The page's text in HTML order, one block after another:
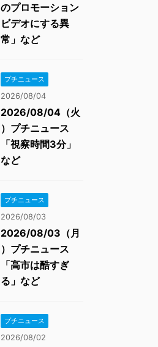
のプロモーション
ビデオにする異
常」など
プチニュース
2026/08/04
2026/08/04（火
）プチニュース
「視察時間3分」
など
プチニュース
2026/08/03
2026/08/03（月
）プチニュース
「高市は酷すぎ
る」など
プチニュース
2026/08/02